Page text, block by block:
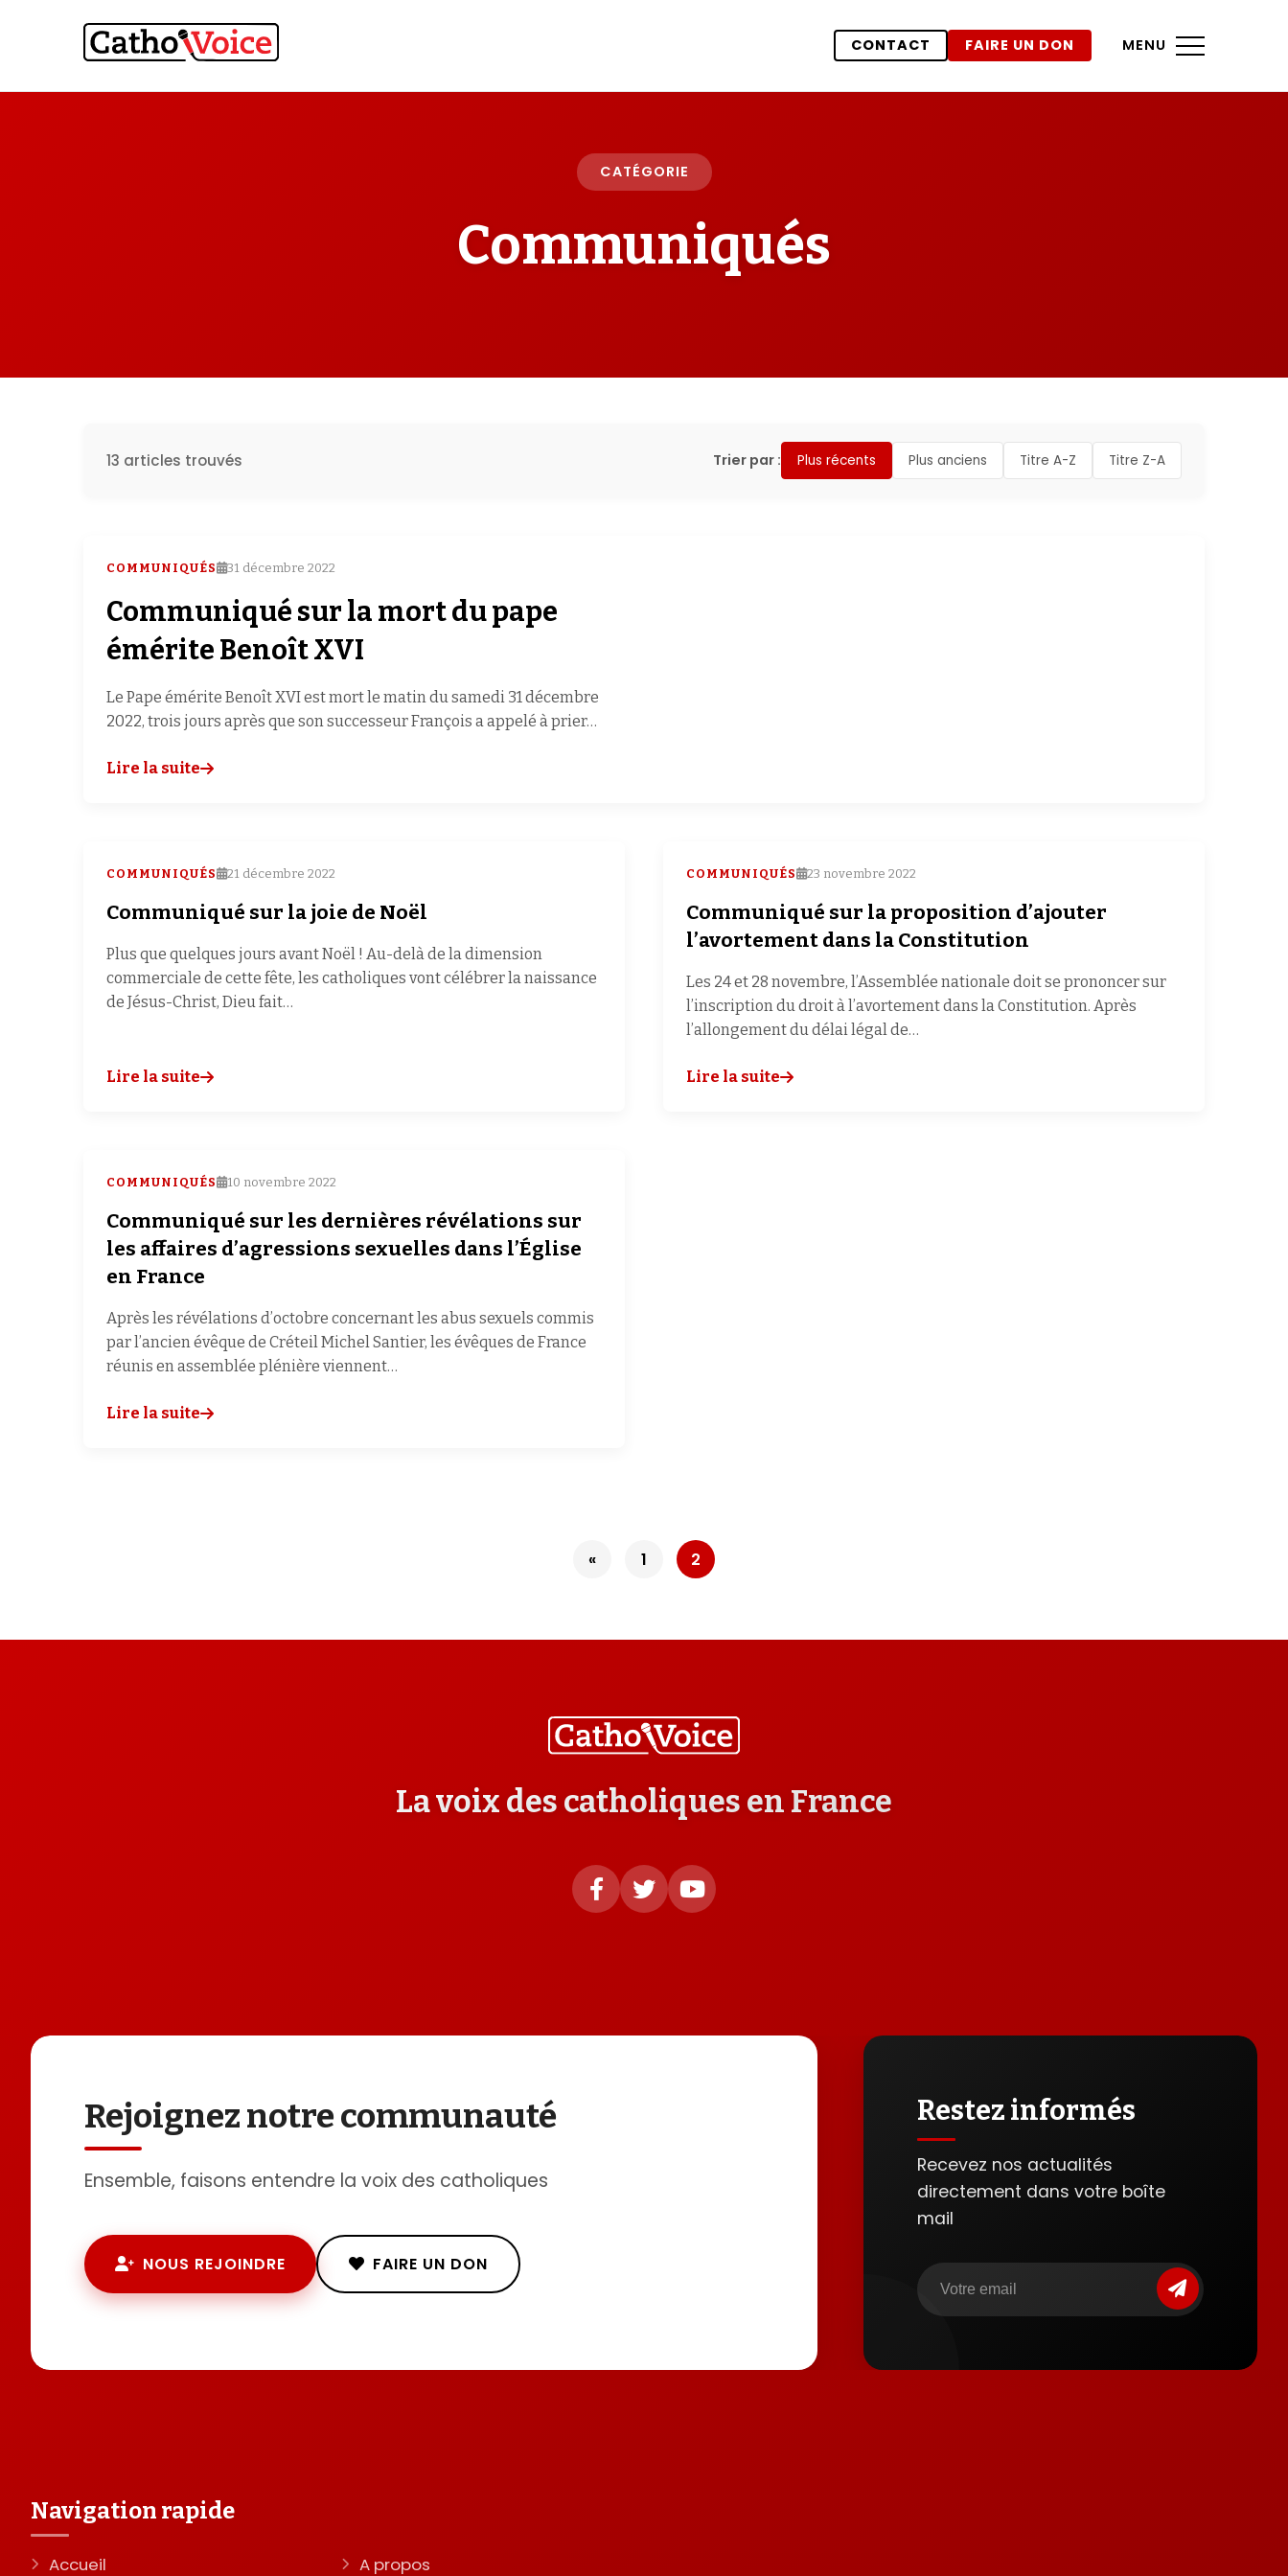
CONTACT FAIRE UN DON MENU
CATÉGORIE
Communiqués
13 articles trouvés Trier par : Plus récents Plus anciens Titre A-Z Titre Z-A
COMMUNIQUÉS 31 décembre 2022
Communiqué sur la mort du pape
émérite Benoît XVI
Le Pape émérite Benoît XVI est mort le matin du samedi 31 décembre
2022, trois jours après que son successeur François a appelé à prier…
Lire la suite
COMMUNIQUÉS 21 décembre 2022
Communiqué sur la joie de Noël
Plus que quelques jours avant Noël ! Au-delà de la dimension
commerciale de cette fête, les catholiques vont célébrer la naissance
de Jésus-Christ, Dieu fait…
Lire la suite
COMMUNIQUÉS 23 novembre 2022
Communiqué sur la proposition d’ajouter
l’avortement dans la Constitution
Les 24 et 28 novembre, l’Assemblée nationale doit se prononcer sur
l’inscription du droit à l’avortement dans la Constitution. Après
l’allongement du délai légal de…
Lire la suite
COMMUNIQUÉS 10 novembre 2022
Communiqué sur les dernières révélations sur
les affaires d’agressions sexuelles dans l’Église
en France
Après les révélations d’octobre concernant les abus sexuels commis
par l’ancien évêque de Créteil Michel Santier, les évêques de France
réunis en assemblée plénière viennent…
Lire la suite
Pagination
« 1 2
La voix des catholiques en France
Rejoignez notre communauté
Ensemble, faisons entendre la voix des catholiques
NOUS REJOINDRE FAIRE UN DON
Restez informés
Recevez nos actualités
directement dans votre boîte
mail
Navigation rapide
Accueil A propos